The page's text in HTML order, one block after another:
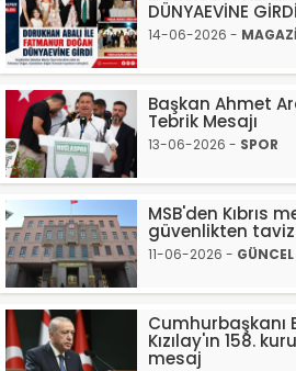
DÜNYAEVİNE GİRDİ
14-06-2026 -
Başkan Ahmet
Tebrik Mesajı
13-06-2026 - SPOR
MSB'den Kıbrıs
güvenlikten
11-06-2026 - GÜNCEL
Cumhurbaşkanı
Kızılay'ın 158.
mesaj